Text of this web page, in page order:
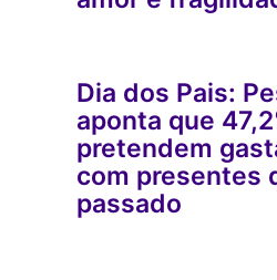
Dia dos Pais:
aponta que
pretendem
com presentes
passado